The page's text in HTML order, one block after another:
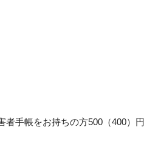
者手帳をお持ちの方500（400）円